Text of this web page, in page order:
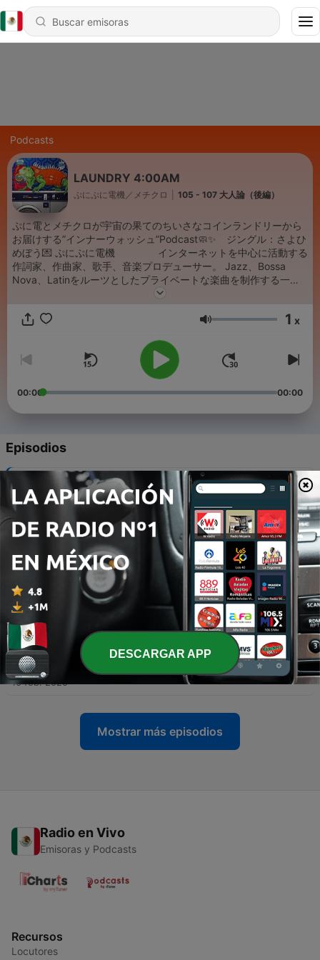
Podcasts
LAUNDRY 4:00AM
ぷにぷに電機／メチクロ 105 - 107 大人論（後編）
ぷに電とメチクロが宇宙の果てのちいさなコインランドリーから
お届けする”インナーウォッシュ”Podcast🧼✨ ジングル：さよひ
めぼう💌 ぷにぷに電機 インターネットを中心に活動する
作詞家、作曲家、歌手、音楽プロデューサー。 Jazz、Bossa
Nova、Latinをルーツとしたプライベートな楽曲を制作する一
方、MACROSS 82-99やNightTempo、80KIDZ、Mikeneko
ど、国内外のアーティストとのコラボレーションによりジャンル
https://www.punipunidenki.com/ メチクロ [SF inc. / MHz]
漫画・アニメのパッケージデザインや、オーディオのプ
ロダクトデザインなど、質量を伴う製品のデザインをメインスキ
ルとし、ブランディングからサウンドまでを補完するクリエイテ
版BLAME! 』『ハイスコアガール』／プロダクトデザイン
https://www.mechikuro.com/
Volumen 1 x
00:00 00:00
Episodios
105 107 大人論（後編）
21 nov. 2025
104 - 106 大人論（前編）
103 - 105 自我どうしてた？（後編）
14 jul. 2025
-
14 jul. 2025
101 - 103 クラフトデリシャス
10 feb. 2025
Mostrar más episodios
Radio en Vivo
Emisoras y Podcasts
Recursos
Locutores
DESCARGAR APP